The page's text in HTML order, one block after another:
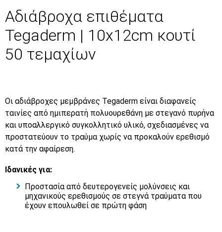
Αδιάβροχα επιθέματα
Tegaderm | 10x12cm κουτί
50 τεμαχίων
Οι αδιάβροχες μεμβράνες Tegaderm είναι διαφανείς
ταινίες από ημιπερατή πολυουρεθάνη με στεγανό πυρήνα
και υποαλλεργικό συγκολλητικό υλικό, σχεδιασμένες να
προστατεύουν το τραύμα χωρίς να προκαλούν ερεθισμό
κατά την αφαίρεση.
Ιδανικές για:
Προστασία από δευτερογενείς μολύνσεις και
μηχανικούς ερεθισμούς σε στεγνά τραύματα που
έχουν επουλωθεί σε πρώτη φάση